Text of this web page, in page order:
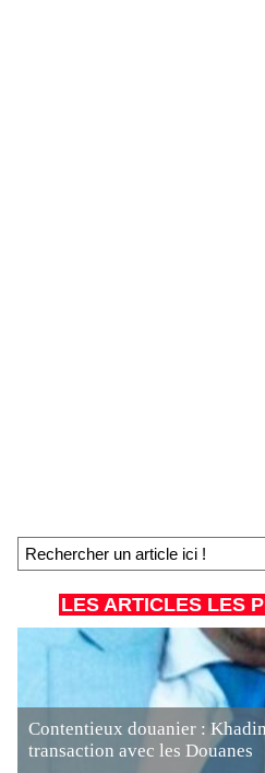
LES ARTICLES LES
Contentieux douanier :
transaction avec les Douanes